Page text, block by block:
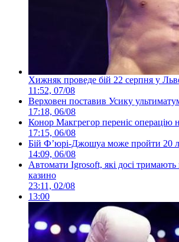
Хижняк проведе бій 22 серпня у
11:52, 07/08
Верховен поставив Усику
17:18, 06/08
Конор Макгрегор переніс операцію
17:15, 06/08
Бій Ф’юрі-Джошуа може пройти 20
14:09, 06/08
Автомати Igrosoft, які досі
казино
23:11, 02/08
13:00